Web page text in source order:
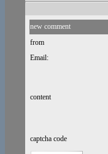
new comment
from
Email:
content
captcha code